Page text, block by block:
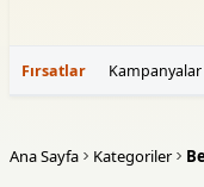
Fırsatlar Kampanyalar
Ana Sayfa Kategoriler